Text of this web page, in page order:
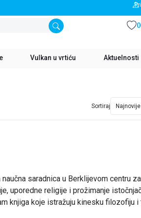
BESPLATNA DOSTAVA ZA
0
Vulkan u vrtiću Aktuelnosti
Sortiraj
saradnica u Berklijevom centru
uporedne religije i prožimanje
knjiga koje istražuju kinesku filozofiju